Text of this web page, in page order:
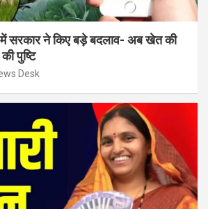
में सरकार ने किए बड़े बदलाव- अब खेत की
पुष्टि
Desk